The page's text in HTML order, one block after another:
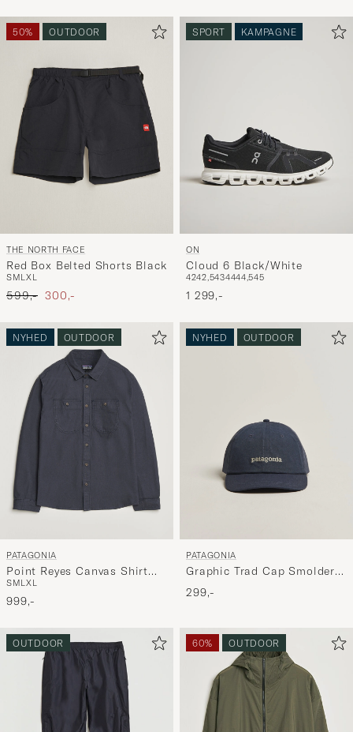
50% OUTDOOR
THE NORTH FACE
Red Box Belted Shorts Black
SMLXL
Ordinary pris
599,- Nedsat pris
300,-
SPORT KAMPAGNE
ON
Cloud 6 Black/White
4242,5434444,545
1 299,-
NYHED OUTDOOR
PATAGONIA
Point Reyes Canvas Shirt
Smolder Blue
SMLXL
999,-
NYHED OUTDOOR
PATAGONIA
Graphic Trad Cap Smolder
Blue
299,-
OUTDOOR 60% OUTDOOR